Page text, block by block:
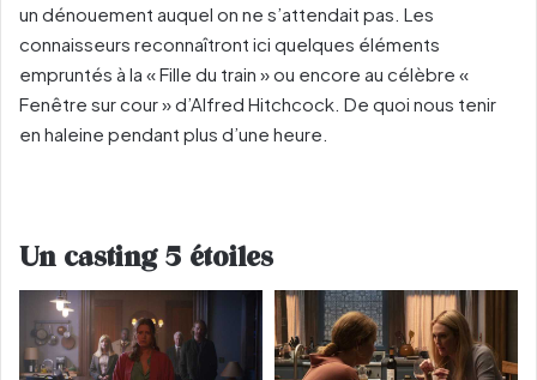
un dénouement auquel on ne s’attendait pas. Les
connaisseurs reconnaîtront ici quelques éléments
empruntés à la « Fille du train » ou encore au célèbre «
Fenêtre sur cour » d’Alfred Hitchcock. De quoi nous tenir
en haleine pendant plus d’une heure.
Un casting 5 étoiles